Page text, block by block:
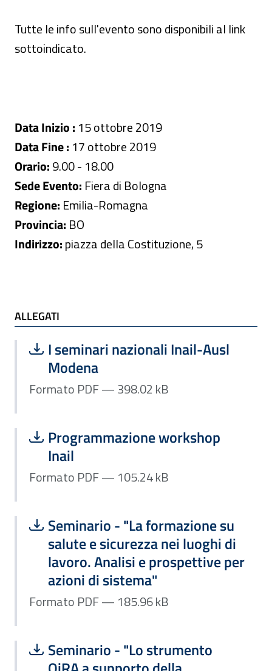
Tutte le info sull'evento sono disponibili al link
sottoindicato.
Data Inizio : 15 ottobre 2019
Data Fine : 17 ottobre 2019
Orario:9.00 - 18.00
Sede Evento: Fiera di Bologna
Regione: Emilia-Romagna
Provincia: BO
Indirizzo:piazza della Costituzione, 5
ALLEGATI e TI POTREBBE INTERESSARE
ALLEGATI
Scarica file:
I seminari nazionali Inail-Ausl
Modena
Formato PDF — Dimensione 398.02 kB
Formato PDF — 398.02 kB
Scarica file:
Programmazione workshop
Inail
Formato PDF — Dimensione 105.24 kB
Formato PDF — 105.24 kB
Scarica file:
Seminario - "La formazione su
salute e sicurezza nei luoghi di
lavoro. Analisi e prospettive per
azioni di sistema"
Formato PDF — Dimensione 185.96 kB
Formato PDF — 185.96 kB
Scarica file:
Seminario - "Lo strumento
Formato PDF — Dimensione 406.61 kB